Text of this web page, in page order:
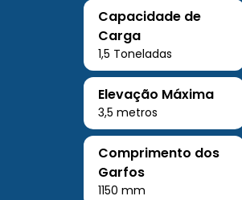
Capacidade de
Carga
1,5 Toneladas
Elevação Máxima
3,5 metros
Comprimento dos
Garfos
1150 mm